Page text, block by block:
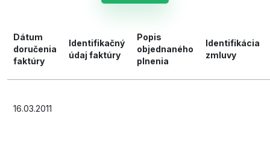
Dátum
doručenia
faktúry
Identifikačný
údaj faktúry
Popis
objednaného
plnenia
Identifikácia
zmluvy
16.03.2011